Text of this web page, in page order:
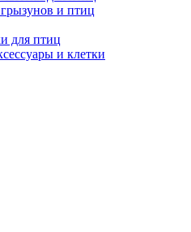
и птиц
для птиц
и клетки